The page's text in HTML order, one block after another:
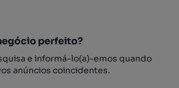
perfeito?
e informá-lo(a)-emos quando
anúncios coincidentes.